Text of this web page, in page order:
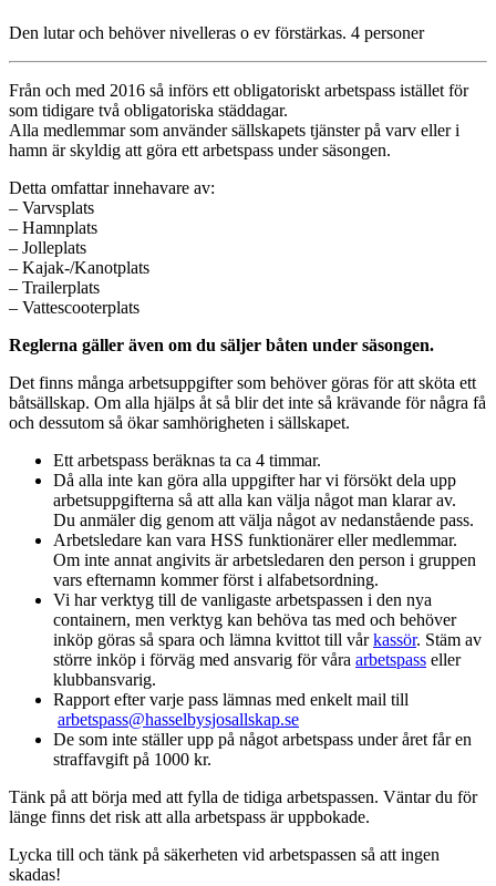
Den lutar och behöver nivelleras o ev förstärkas. 4 personer
Från och med 2016 så införs ett obligatoriskt arbetspass istället för
som tidigare två obligatoriska städdagar.
Alla medlemmar som använder sällskapets tjänster på varv eller i
hamn är skyldig att göra ett arbetspass under säsongen.
Detta omfattar innehavare av:
– Varvsplats
– Hamnplats
– Jolleplats
– Kajak-/Kanotplats
– Trailerplats
– Vattescooterplats
Reglerna gäller även om du säljer båten under säsongen.
Det finns många arbetsuppgifter som behöver göras för att sköta ett
båtsällskap. Om alla hjälps åt så blir det inte så krävande för några få
och dessutom så ökar samhörigheten i sällskapet.
Ett arbetspass beräknas ta ca 4 timmar.
Då alla inte kan göra alla uppgifter har vi försökt dela upp
arbetsuppgifterna så att alla kan välja något man klarar av.
Du anmäler dig genom att välja något av nedanstående pass.
Arbetsledare kan vara HSS funktionärer eller medlemmar.
Om inte annat angivits är arbetsledaren den person i gruppen
vars efternamn kommer först i alfabetsordning.
Vi har verktyg till de vanligaste arbetspassen i den nya
containern, men verktyg kan behöva tas med och behöver
inköp göras så spara och lämna kvittot till vårkassör. Stäm av
större inköp i förväg med ansvarig för våra arbetspass eller
klubbansvarig.
Rapport efter varje pass lämnas med enkelt mail till
arbetspass@hasselbysjosallskap.se
De som inte ställer upp på något arbetspass under året får en
straffavgift på 1000 kr.
Tänk på att börja med att fylla de tidiga arbetspassen. Väntar du för
länge finns det risk att alla arbetspass är uppbokade.
Lycka till och tänk på säkerheten vid arbetspassen så att ingen
skadas!